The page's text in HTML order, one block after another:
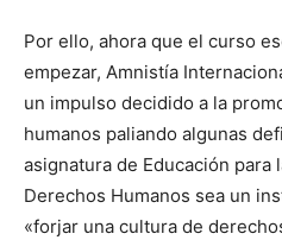
Por ello, ahora que el curso
empezar, Amnistía
un impulso decidido a la
humanos paliando algunas
asignatura de Educación para
Derechos Humanos sea un
«forjar una cultura de